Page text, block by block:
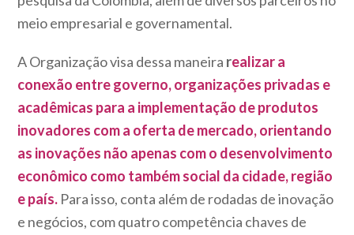
meio empresarial e governamental.
A Organização visa dessa maneira realizar a
conexão entre governo, organizações privadas e
acadêmicas para a implementação de produtos
inovadores com a oferta de mercado, orientando
as inovações não apenas com o desenvolvimento
econômico como também social da cidade, região
e país. Para isso, conta além de rodadas de inovação
e negócios, com quatro competência chaves de